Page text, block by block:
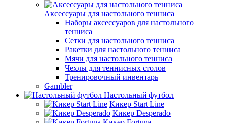
Аксессуары для настольного тенниса
Наборы аксессуаров для настольного
тенниса
Сетки для настольного тенниса
Ракетки для настольного тенниса
Мячи для настольного тенниса
Чехлы для теннисных столов
Тренировочный инвентарь
Gambler
Настольный футбол
Кикер Start Line
Кикер Desperado